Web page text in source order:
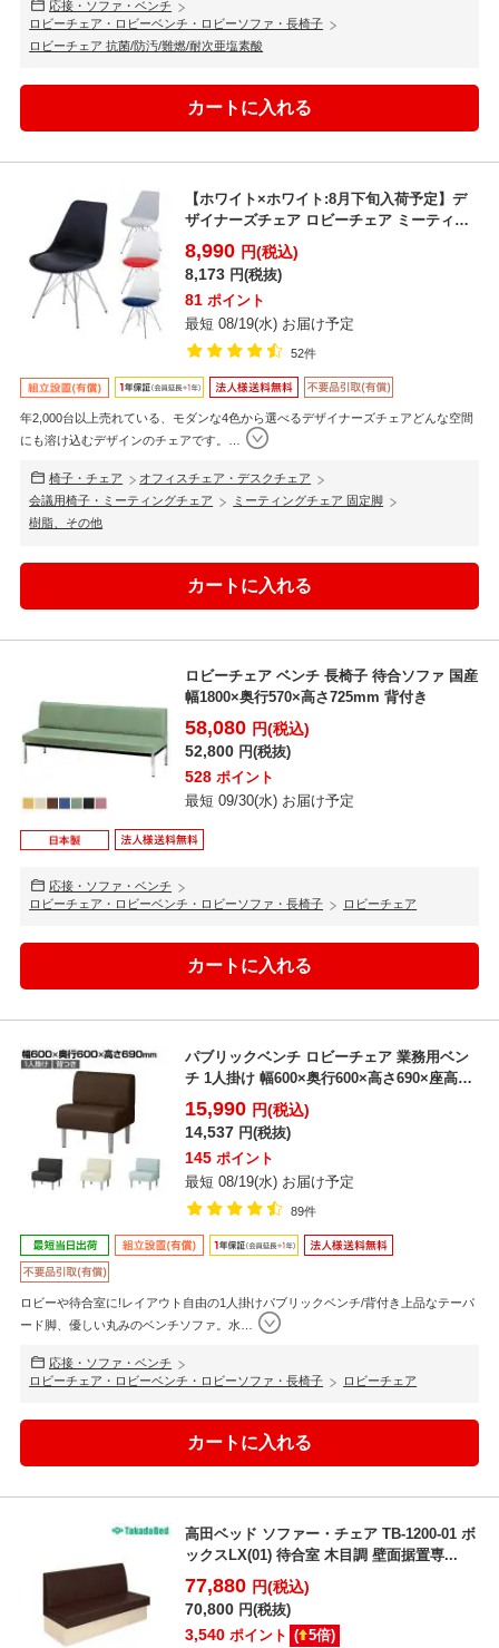
応接・ソファ・ベンチ
ロビーチェア・ロビーベンチ・ロビーソファ・長椅子
ロビーチェア 抗菌/防汚/難燃/耐次亜塩素酸
【ホワイト×ホワイト:8月下旬入荷予定】デ
ザイナーズチェア ロビーチェア ミーティン
グチェア おしゃ...
8,990 円(税込)
8,173 円(税抜)
81 ポイント
最短 08/19(水) お届け予定
52件
年2,000台以上売れている、モダンな4色から選べるデザイナーズチェアどんな空間
にも溶け込むデザインのチェアです。
椅子・チェア
オフィスチェア・デスクチェア
会議用椅子・ミーティングチェア
ミーティングチェア 固定脚
樹脂、その他
ロビーチェア ベンチ 長椅子 待合ソファ 国産
幅1800×奥行570×高さ725mm 背付き
58,080 円(税込)
52,800 円(税抜)
528 ポイント
最短 09/30(水) お届け予定
応接・ソファ・ベンチ
ロビーチェア・ロビーベンチ・ロビーソファ・長椅子
ロビーチェア
パブリックベンチ ロビーチェア 業務用ベン
チ 1人掛け 幅600×奥行600×高さ690×座高
400...
15,990 円(税込)
14,537 円(税抜)
145 ポイント
最短 08/19(水) お届け予定
89件
ロビーや待合室に!レイアウト自由の1人掛けパブリックベンチ/背付き上品なテーパ
ード脚、優しい丸みのベンチソファ。水
応接・ソファ・ベンチ
ロビーチェア・ロビーベンチ・ロビーソファ・長椅子
ロビーチェア
高田ベッド ソファー・チェア TB-1200-01 ボ
ックスLX(01) 待合室 木目調 壁面据置専...
77,880 円(税込)
70,800 円(税抜)
3,540 ポイント ( 5倍)